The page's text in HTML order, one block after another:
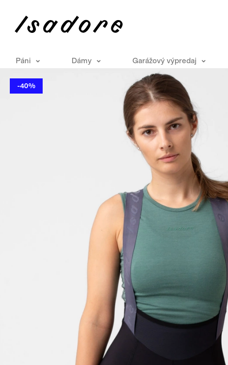
Páni Dámy Garážový výpredaj
-40%